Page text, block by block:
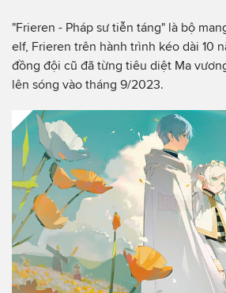
"Frieren - Pháp sư tiễn táng" là bộ
elf, Frieren trên hành trình kéo dài 10
đồng đội cũ đã từng tiêu diệt Ma
lên sóng vào tháng 9/2023.